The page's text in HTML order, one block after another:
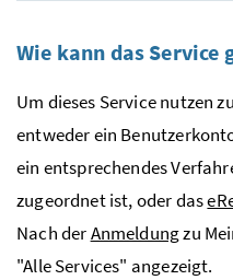
Wie kann das Service
Um dieses Service nutzen
entweder ein
ein entsprechendes
zugeordnet ist, oder das
Nach derAnmeldungzu
"Alle Services" angezeigt.